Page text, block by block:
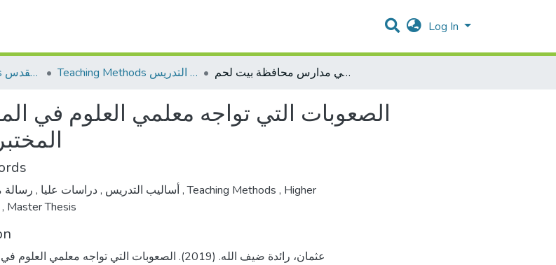
Log In
AQU Master Theses الرسائل الجامعية الخاصة بجامعة القدس Teaching Methods أساليب التدريس الصعوبات التي تواجه معلمي العلوم في المرحلة الأساسية العليا في استخدام المختبرات في مدارس محافظة بيت لحم
الصعوبات التي تواجه معلمي العلوم في
أساليب التدريس ,دراسات عليا , ,Teaching Methods , Higher
, Master Thesis
عثمان، رائدة ضيف الله. (2019). الصعوبات التي تواجه معلمي